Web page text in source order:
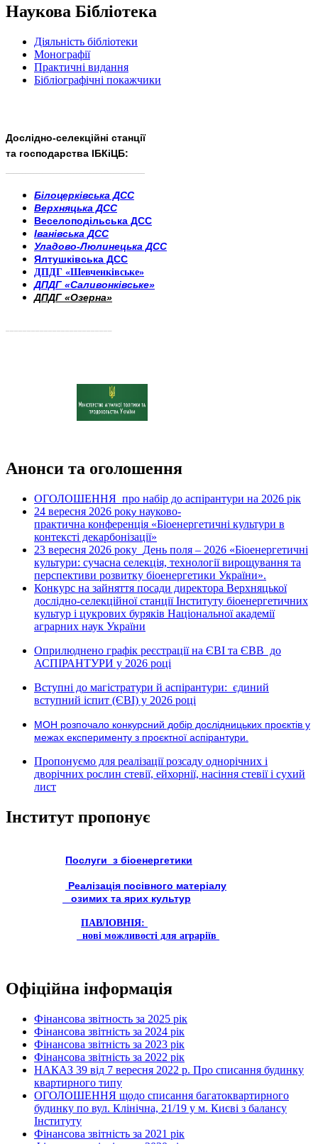
Наукова Бібліотека
Діяльність бібліотеки
Монографії
Практичні видання
Бібліографічні покажчики
Дослідно-селекційні станції
та господарства ІБКіЦБ:
Білоцерківська ДСС
Верхняцька ДСС
Веселоподільська ДСС
Іванівська ДСС
Уладово-Люлинецька ДСС
Ялтушківська ДСС
ДПДГ «Шевченківське»
ДПДГ «Саливонківське»
ДПДГ «Озерна»
Анонси та оголошення
ОГОЛОШЕННЯ про набір до аспірантури на 2026 рік
24 вересня 2026 року науково-
практична конференція «Біоенергетичні культури в
контексті декарбонізації»
23 вересня 2026 року День поля – 2026 «Біоенергетичні
культури: сучасна селекція, технології вирощування та
перспективи розвитку біоенергетики України».
Конкурс на зайняття посади директора Верхняцької
дослідно-селекційної станції Інституту біоенергетичних
культур і цукрових буряків Національної академії
аграрних наук України
Оприлюднено графік реєстрації на ЄВІ та ЄВВ до
АСПІРАНТУРИ у 2026 році
Вступні до магістратури й аспірантури: єдиний
вступний іспит (ЄВІ) у 2026 році
МОН розпочало конкурсний добір дослідницьких проєктів у
межах експерименту з проєктної аспірантури.
Пропонуємо для реалізації розсаду однорічних і
дворічних рослин стевії, ейхорнії, насіння стевії і сухий
лист
Інститут пропонує
Послуги з біоенергетики
Реалізація посівного матеріалу
озимих та ярих культур
ПАВЛОВНІЯ:
нові можливості для аграріїв
Офіційна інформація
Фінансова звітность за 2025 рік
Фінансова звітність за 2024 рік
Фінансова звітність за 2023 рік
Фінансова звітність за 2022 рік
НАКАЗ 39 від 7 вересня 2022 р. Про списання будинку
квартирного типу
ОГОЛОШЕННЯ щодо списання багатоквартирного
будинку по вул. Клінічна, 21/19 у м. Києві з балансу
Інституту
Фінансова звітність за 2021 рік